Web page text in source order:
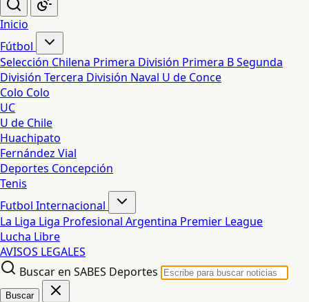
Inicio
Fútbol
Selección Chilena Primera División Primera BSegunda
División Tercera División Naval U de Conce
Colo Colo
UC
U de Chile
Huachipato
Fernández Vial
Deportes Concepción
Tenis
Futbol Internacional
La Liga Liga Profesional Argentina Premier League
Lucha Libre
AVISOS LEGALES
Buscar en SABES Deportes
Buscar